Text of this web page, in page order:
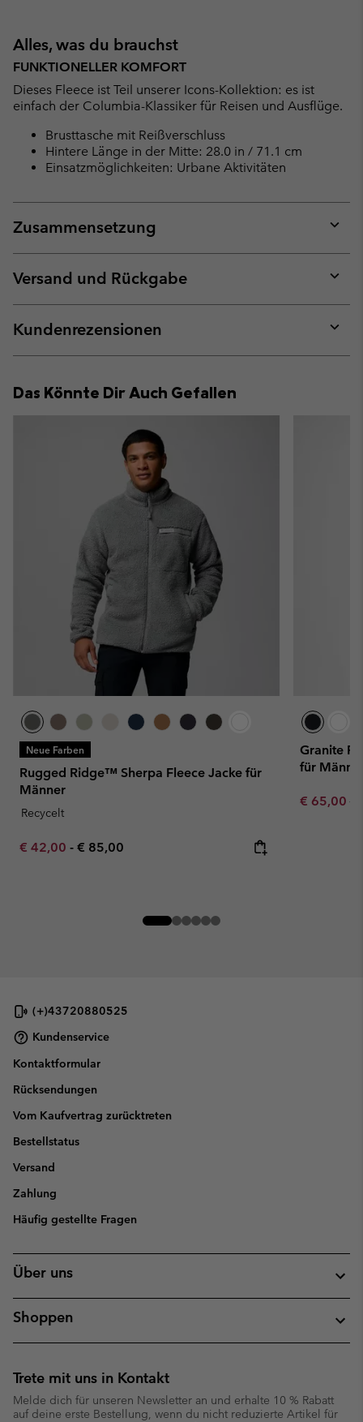
Alles, was du brauchst
FUNKTIONELLER KOMFORT
Dieses Fleece ist Teil unserer Icons-Kollektion: es ist
einfach der Columbia-Klassiker für Reisen und Ausflüge.
Brusttasche mit Reißverschluss
Hintere Länge in der Mitte: 28.0 in / 71.1 cm
Einsatzmöglichkeiten: Urbane Aktivitäten
Zusammensetzung
or
Versand und Rückgabe
or
Kundenrezensionen
or
Das Könnte Dir Auch Gefallen
Neue Farben
Rugged Ridge™ Sherpa Fleece Jacke für
Männer
Recycelt
Minimum sale price:
€ 42,00 - Maximum price:
€ 85,00
Granite
für
Sale price:
€ 65,00€
(+)43720880525
Kundenservice
Kontaktformular
Rücksendungen
Vom Kaufvertrag zurücktreten
Bestellstatus
Versand
Zahlung
Häufig gestellte Fragen
Über uns
Shoppen
Trete mit uns in Kontakt
Melde dich für unseren Newsletter an und erhalte 10 % Rabatt
auf deine erste Bestellung, wenn du nicht reduzierte Artikel für